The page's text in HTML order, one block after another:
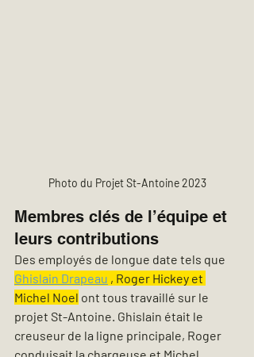
Photo du Projet St-Antoine 2023
Membres clés de l’équipe et
leurs contributions
Des employés de longue date tels que
Ghislain Drapeau , Roger Hickey et
Michel Noel ont tous travaillé sur le
projet St-Antoine. Ghislain était le
creuseur de la ligne principale, Roger
conduisait la chargeuse et Michel